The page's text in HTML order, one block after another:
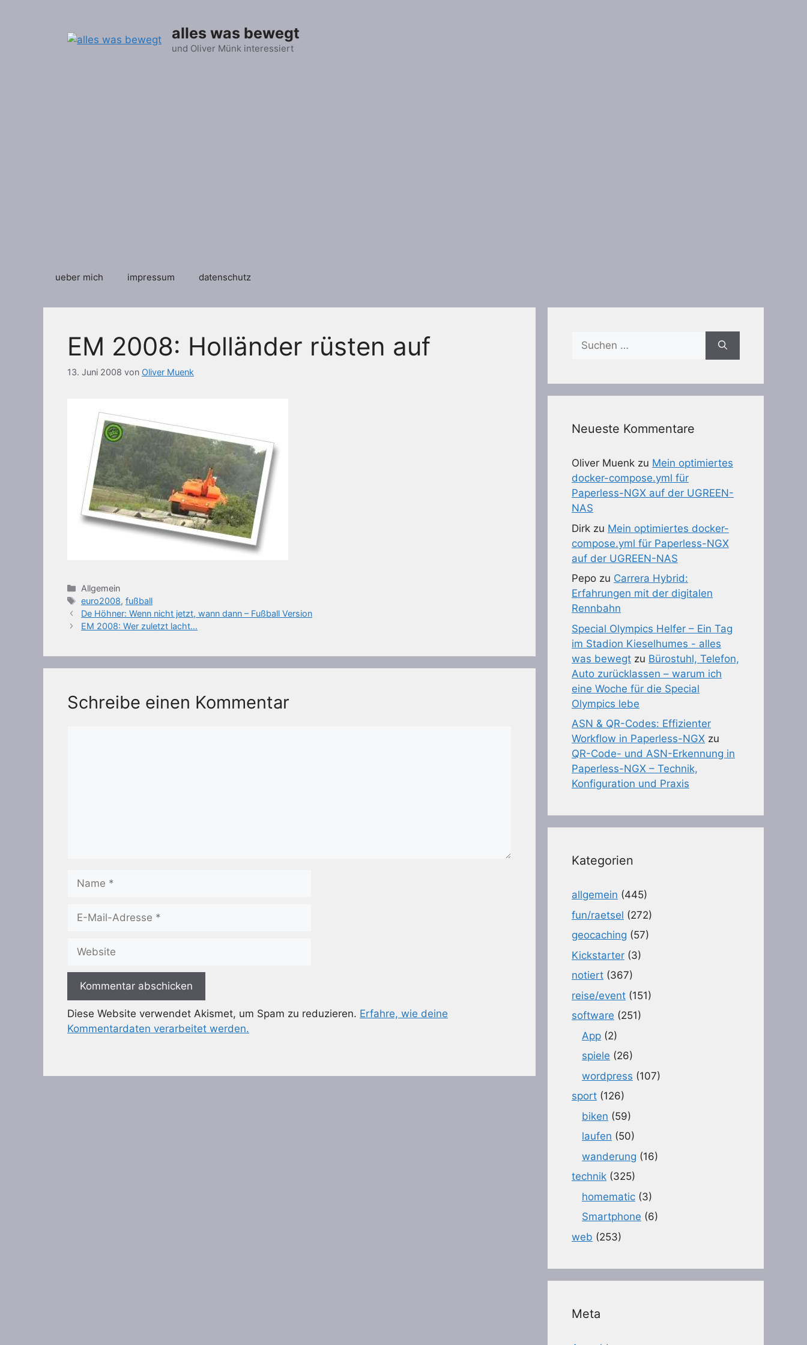
alles was bewegt
und Oliver Münk interessiert
ueber mich impressum datenschutz
EM 2008: Holländer rüsten auf
13. Juni 2008 von Oliver Muenk
Kategorien
Allgemein
Schlagwörter
euro2008,fußball
De Höhner: Wenn nicht jetzt, wann dann – Fußball Version
EM 2008: Wer zuletzt lacht…
Schreibe einen Kommentar
Name
Website
Diese Website verwendet Akismet, um Spam zu reduzieren. Erfahre, wie deine
Kommentardaten verarbeitet werden.
Suchen
nach:
Neueste Kommentare
Oliver Muenk zu Mein optimiertes
docker-compose.yml für
Paperless-NGX auf der UGREEN-
NAS
Dirk zu Mein optimiertes docker-
compose.yml für Paperless-NGX
auf der UGREEN-NAS
Pepo zu Carrera Hybrid:
Erfahrungen mit der digitalen
Rennbahn
Special Olympics Helfer – Ein Tag
im Stadion Kieselhumes - alles
was bewegt zu Bürostuhl, Telefon,
Auto zurücklassen – warum ich
eine Woche für die Special
Olympics lebe
ASN & QR-Codes: Effizienter
Workflow in Paperless-NGX zu
QR-Code- und ASN-Erkennung in
Paperless-NGX – Technik,
Konfiguration und Praxis
Kategorien
allgemein (445)
fun/raetsel (272)
geocaching (57)
Kickstarter (3)
notiert (367)
reise/event (151)
software (251)
App (2)
spiele (26)
wordpress (107)
sport (126)
biken (59)
laufen (50)
wanderung (16)
technik (325)
homematic (3)
Smartphone (6)
web (253)
Meta